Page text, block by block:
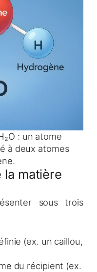
: un atome
à deux atomes
la matière
sous trois
(ex. un caillou,
du récipient (ex.